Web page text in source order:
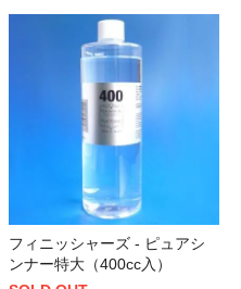
フィニッシャーズ - ピュアシ
ンナー特大（400cc入）